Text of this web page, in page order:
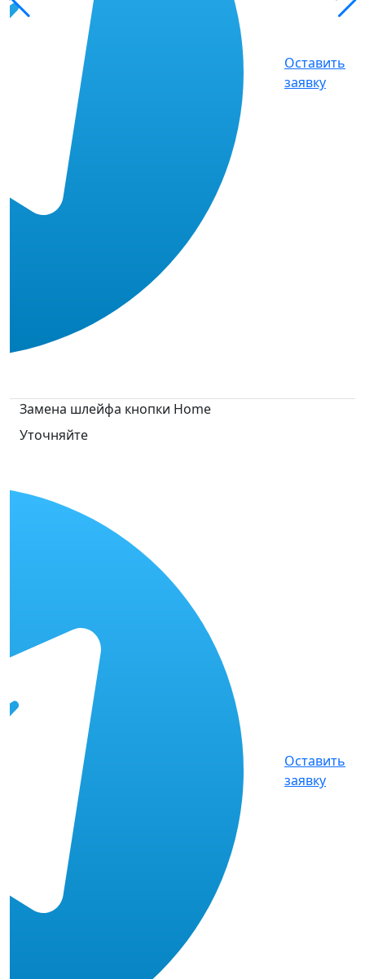
Оставить
заявку
Замена шлейфа кнопки Home
Уточняйте
Оставить
заявку